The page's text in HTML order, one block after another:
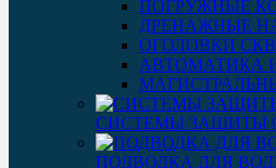
ПОГРУЖНЫЕ
ДРЕНАЖНЫЕ
ОГОЛОВКИ
АВТОМАТИКА
СИСТЕМЫ ЗАЩИТЫ
ПОДВОДКА ДЛЯ